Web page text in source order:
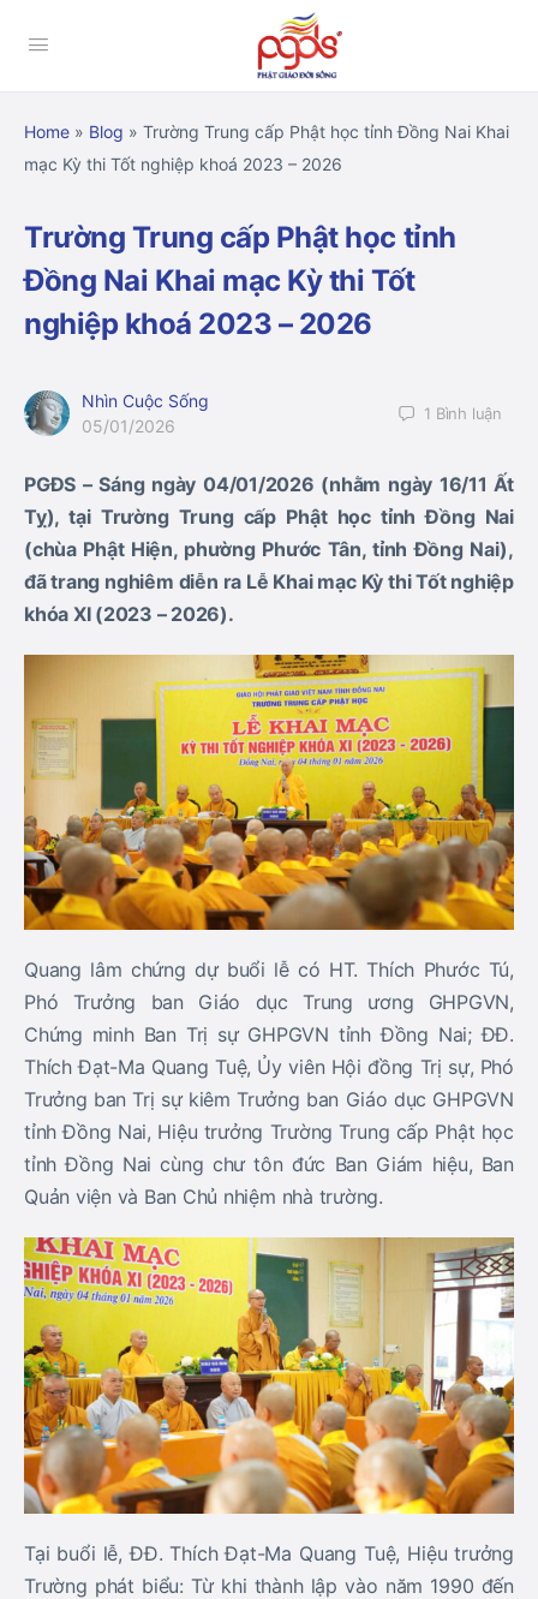
Home » Blog » Trường Trung cấp Phật học tỉnh Đồng Nai Khai
mạc Kỳ thi Tốt nghiệp khoá 2023 – 2026
Trường Trung cấp Phật học tỉnh
Đồng Nai Khai mạc Kỳ thi Tốt
nghiệp khoá 2023 – 2026
Nhìn Cuộc Sống
05/01/2026
1 Bình luận
PGĐS – Sáng ngày 04/01/2026 (nhằm ngày 16/11 Ất
Tỵ), tại Trường Trung cấp Phật học tỉnh Đồng Nai
(chùa Phật Hiện, phường Phước Tân, tỉnh Đồng Nai),
đã trang nghiêm diễn ra Lễ Khai mạc Kỳ thi Tốt nghiệp
khóa XI (2023 – 2026).
Quang lâm chứng dự buổi lễ có HT. Thích Phước Tú,
Phó Trưởng ban Giáo dục Trung ương GHPGVN,
Chứng minh Ban Trị sự GHPGVN tỉnh Đồng Nai; ĐĐ.
Thích Đạt-Ma Quang Tuệ, Ủy viên Hội đồng Trị sự, Phó
Trưởng ban Trị sự kiêm Trưởng ban Giáo dục GHPGVN
tỉnh Đồng Nai, Hiệu trưởng Trường Trung cấp Phật học
tỉnh Đồng Nai cùng chư tôn đức Ban Giám hiệu, Ban
Quản viện và Ban Chủ nhiệm nhà trường.
Tại buổi lễ, ĐĐ. Thích Đạt-Ma Quang Tuệ, Hiệu trưởng
Trường phát biểu: Từ khi thành lập vào năm 1990 đến